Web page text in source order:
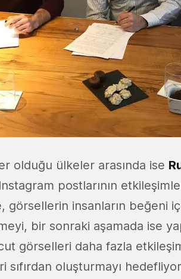
olduğu ülkeler arasında ise
postlarının
görsellerin insanların beğeni
bir sonraki aşamada ise
görselleri daha fazla
sıfırdan oluşturmayı